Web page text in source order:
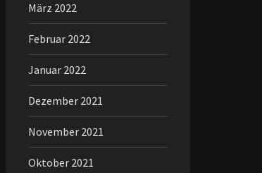
März 2022
Februar 2022
Januar 2022
Dezember 2021
November 2021
Oktober 2021